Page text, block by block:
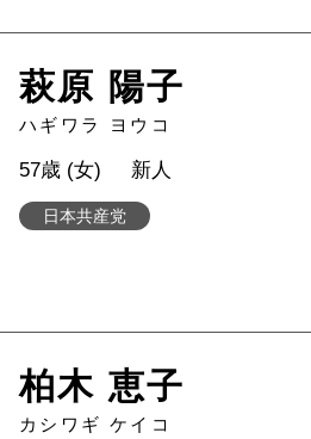
萩原 陽子
ハギワラ ヨウコ
日本共産党
57歳 (女) 新人
柏木 恵子
カシワギ ケイコ